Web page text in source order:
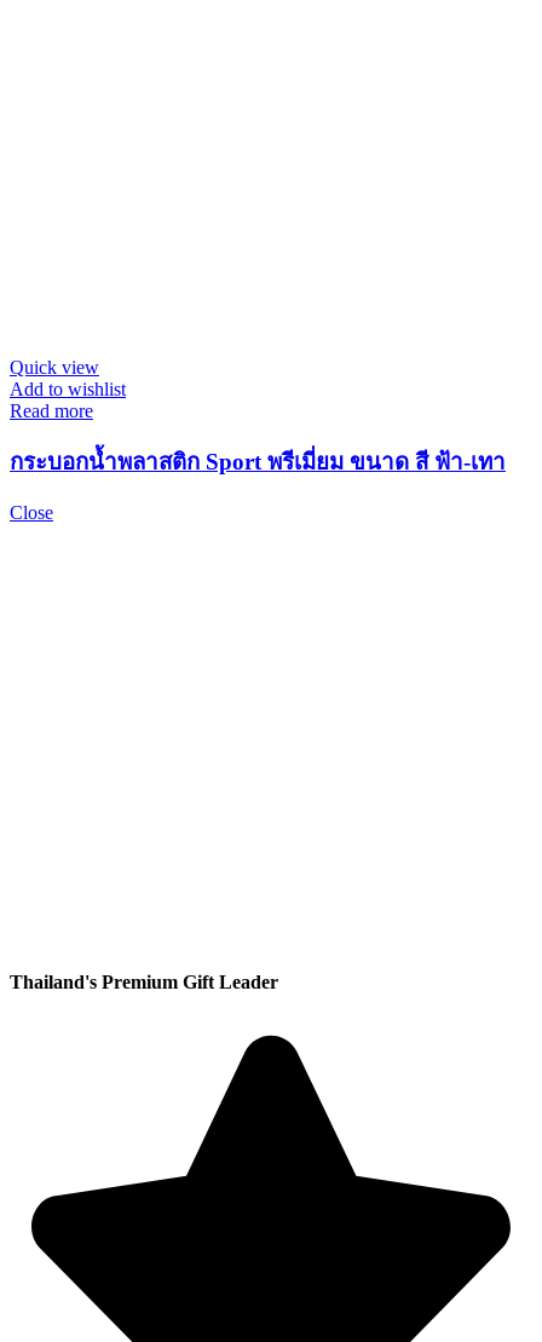
Quick view
Add to wishlist
Read more
กระบอกน้ำพลาสติก Sport พรีเมี่ยม ขนาด สี ฟ้า-เทา
Close
Thailand's Premium Gift Leader